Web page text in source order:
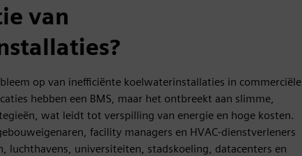
van
op van inefficiënte koelwaterinstallaties in commerciële
hebben een BMS, maar het ontbreekt aan slimme,
wat leidt tot verspilling van energie en hoge kosten.
facility managers en HVAC-dienstverleners
luchthavens, universiteiten, stadskoeling, datacenters en